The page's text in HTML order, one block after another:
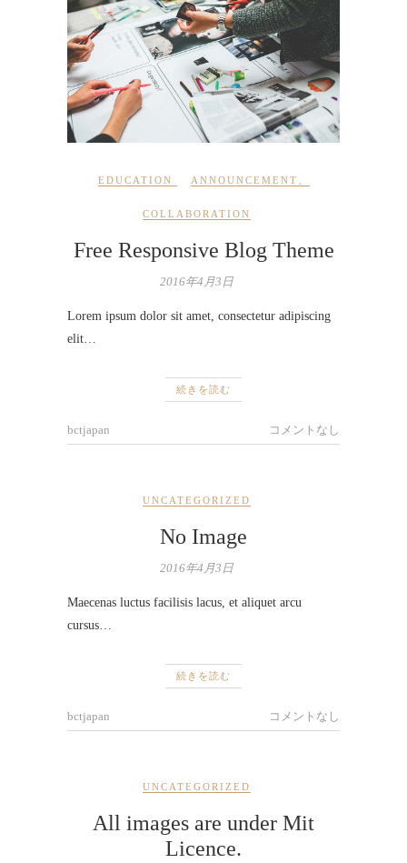
EDUCATION ANNOUNCEMENT
COLLABORATION
Free Responsive Blog Theme
2016年4月3日
Lorem ipsum dolor sit amet, consectetur adipiscing
elit…
続きを読む
bctjapan コメントなし
UNCATEGORIZED
No Image
2016年4月3日
Maecenas luctus facilisis lacus, et aliquet arcu
cursus…
続きを読む
bctjapan コメントなし
UNCATEGORIZED
All images are under Mit
Licence.